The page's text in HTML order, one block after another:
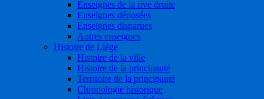
Enseignes de la rive droite
Enseignes déposées
Enseignes disparues
Autres enseignes
Histoire de Liège
Histoire de la ville
Histoire de la principauté
Territoire de la principauté
Chronologie historique